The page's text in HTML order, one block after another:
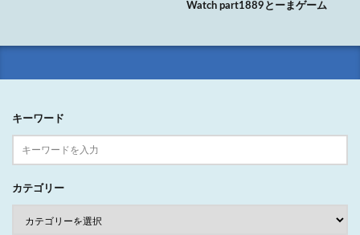
Watch part1889とーまゲーム
キーワード
カテゴリー